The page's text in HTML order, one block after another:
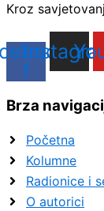
Kroz
f
Brza
Početna
Kolumne
Radionice i
O autorici